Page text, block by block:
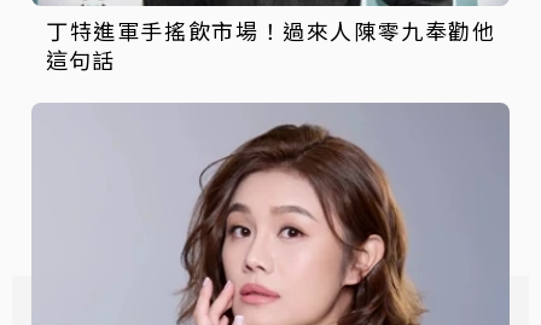
丁特進軍手搖飲市場！過來人陳零九奉勸他
這句話